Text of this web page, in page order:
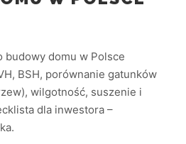
budowy domu w Polsce
BSH, porównanie gatunków
wilgotność, suszenie i
dla inwestora –